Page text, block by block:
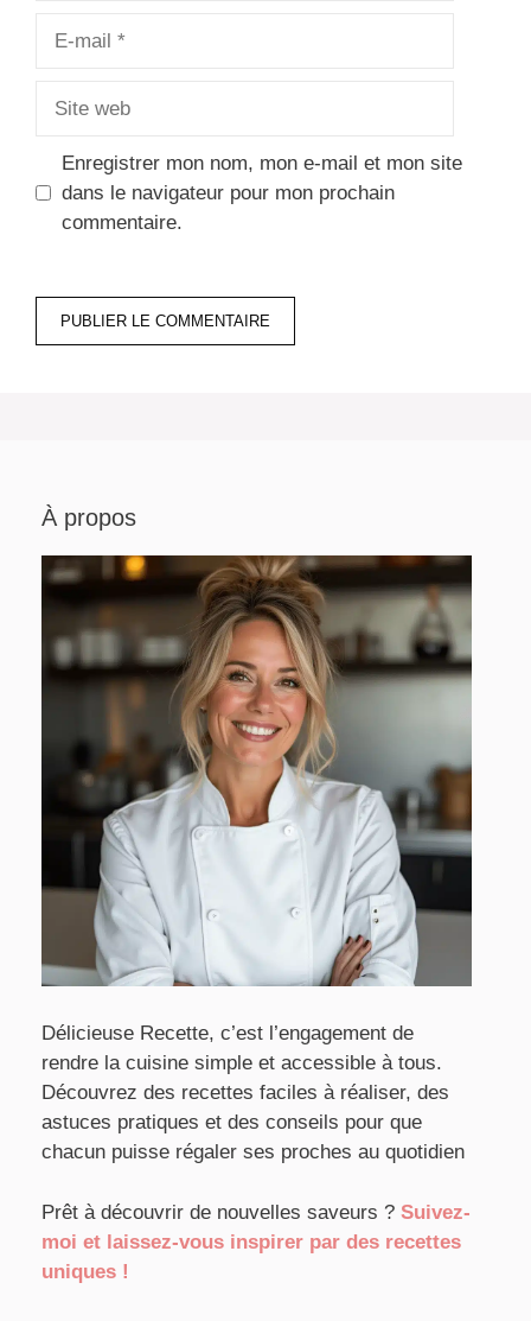
Enregistrer mon nom, mon e-mail et mon site
dans le navigateur pour mon prochain
commentaire.
À propos
Délicieuse Recette, c’est l’engagement de
rendre la cuisine simple et accessible à tous.
Découvrez des recettes faciles à réaliser, des
astuces pratiques et des conseils pour que
chacun puisse régaler ses proches au quotidien
Prêt à découvrir de nouvelles saveurs ? Suivez-
moi et laissez-vous inspirer par des recettes
uniques !